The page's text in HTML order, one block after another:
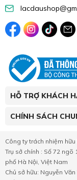
HỖ TRỢ KHÁCH
CHÍNH SÁCH
Công ty trách nhiệm hữu
Trụ sở chính : Số 72 ngõ
phố Hà Nội, Việt Nam
Chủ sở hữu: Nguyễn Văn